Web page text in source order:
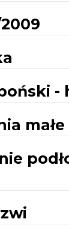
-